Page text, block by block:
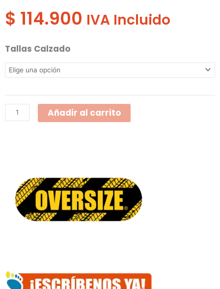
$ 114.900 IVA Incluido
Tallas Calzado
Oversize
Liso
Cuero
9-
Añadir al carrito